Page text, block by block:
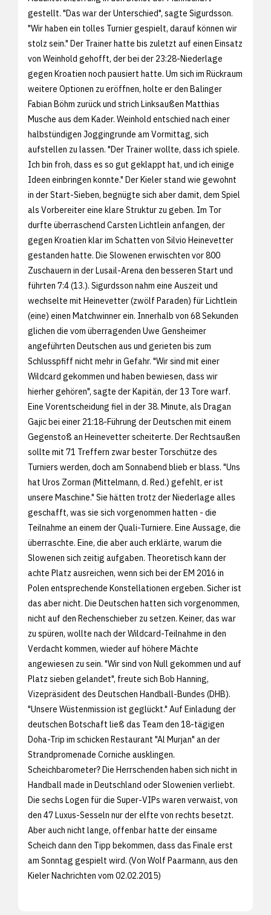
gestellt. "Das war der Unterschied", sagte Sigurdsson.
"Wir haben ein tolles Turnier gespielt, darauf können wir
stolz sein." Der Trainer hatte bis zuletzt auf einen Einsatz
von Weinhold gehofft, der bei der 23:28-Niederlage
gegen Kroatien noch pausiert hatte. Um sich im Rückraum
weitere Optionen zu eröffnen, holte er den Balinger
Fabian Böhm zurück und strich Linksaußen Matthias
Musche aus dem Kader. Weinhold entschied nach einer
halbstündigen Joggingrunde am Vormittag, sich
aufstellen zu lassen. "Der Trainer wollte, dass ich spiele.
Ich bin froh, dass es so gut geklappt hat, und ich einige
Ideen einbringen konnte." Der Kieler stand wie gewohnt
in der Start-Sieben, begnügte sich aber damit, dem Spiel
als Vorbereiter eine klare Struktur zu geben. Im Tor
durfte überraschend Carsten Lichtlein anfangen, der
gegen Kroatien klar im Schatten von Silvio Heinevetter
gestanden hatte. Die Slowenen erwischten vor 800
Zuschauern in der Lusail-Arena den besseren Start und
führten 7:4 (13.). Sigurdsson nahm eine Auszeit und
wechselte mit Heinevetter (zwölf Paraden) für Lichtlein
(eine) einen Matchwinner ein. Innerhalb von 68 Sekunden
glichen die vom überragenden Uwe Gensheimer
angeführten Deutschen aus und gerieten bis zum
Schlusspfiff nicht mehr in Gefahr. "Wir sind mit einer
Wildcard gekommen und haben bewiesen, dass wir
hierher gehören", sagte der Kapitän, der 13 Tore warf.
Eine Vorentscheidung fiel in der 38. Minute, als Dragan
Gajic bei einer 21:18-Führung der Deutschen mit einem
Gegenstoß an Heinevetter scheiterte. Der Rechtsaußen
sollte mit 71 Treffern zwar bester Torschütze des
Turniers werden, doch am Sonnabend blieb er blass. "Uns
hat Uros Zorman (Mittelmann, d. Red.) gefehlt, er ist
unsere Maschine." Sie hätten trotz der Niederlage alles
geschafft, was sie sich vorgenommen hatten - die
Teilnahme an einem der Quali-Turniere. Eine Aussage, die
überraschte. Eine, die aber auch erklärte, warum die
Slowenen sich zeitig aufgaben. Theoretisch kann der
achte Platz ausreichen, wenn sich bei der EM 2016 in
Polen entsprechende Konstellationen ergeben. Sicher ist
das aber nicht. Die Deutschen hatten sich vorgenommen,
nicht auf den Rechenschieber zu setzen. Keiner, das war
zu spüren, wollte nach der Wildcard-Teilnahme in den
Verdacht kommen, wieder auf höhere Mächte
angewiesen zu sein. "Wir sind von Null gekommen und auf
Platz sieben gelandet", freute sich Bob Hanning,
Vizepräsident des Deutschen Handball-Bundes (DHB).
"Unsere Wüstenmission ist geglückt." Auf Einladung der
deutschen Botschaft ließ das Team den 18-tägigen
Doha-Trip im schicken Restaurant "Al Murjan" an der
Strandpromenade Corniche ausklingen.
Scheichbarometer? Die Herrschenden haben sich nicht in
Handball made in Deutschland oder Slowenien verliebt.
Die sechs Logen für die Super-VIPs waren verwaist, von
den 47 Luxus-Sesseln nur der elfte von rechts besetzt.
Aber auch nicht lange, offenbar hatte der einsame
Scheich dann den Tipp bekommen, dass das Finale erst
am Sonntag gespielt wird. (Von Wolf Paarmann, aus den
Kieler Nachrichten vom 02.02.2015)